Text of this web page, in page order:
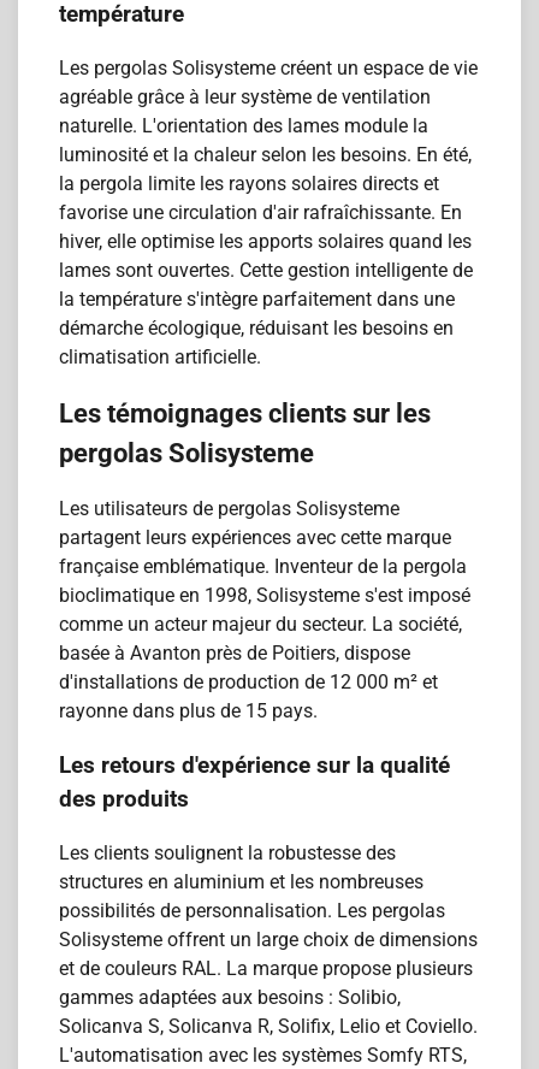
température
Les pergolas Solisysteme créent un espace de vie
agréable grâce à leur système de ventilation
naturelle. L'orientation des lames module la
luminosité et la chaleur selon les besoins. En été,
la pergola limite les rayons solaires directs et
favorise une circulation d'air rafraîchissante. En
hiver, elle optimise les apports solaires quand les
lames sont ouvertes. Cette gestion intelligente de
la température s'intègre parfaitement dans une
démarche écologique, réduisant les besoins en
climatisation artificielle.
Les témoignages clients sur les
pergolas Solisysteme
Les utilisateurs de pergolas Solisysteme
partagent leurs expériences avec cette marque
française emblématique. Inventeur de la pergola
bioclimatique en 1998, Solisysteme s'est imposé
comme un acteur majeur du secteur. La société,
basée à Avanton près de Poitiers, dispose
d'installations de production de 12 000 m² et
rayonne dans plus de 15 pays.
Les retours d'expérience sur la qualité
des produits
Les clients soulignent la robustesse des
structures en aluminium et les nombreuses
possibilités de personnalisation. Les pergolas
Solisysteme offrent un large choix de dimensions
et de couleurs RAL. La marque propose plusieurs
gammes adaptées aux besoins : Solibio,
Solicanva S, Solicanva R, Solifix, Lelio et Coviello.
L'automatisation avec les systèmes Somfy RTS,